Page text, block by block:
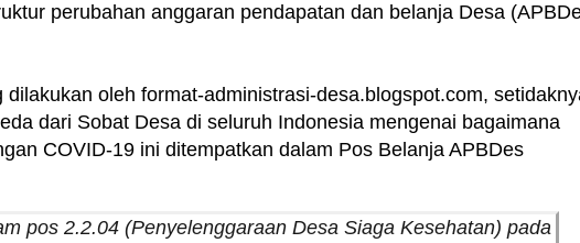
perubahan anggaran pendapatan dan belanja Desa
oleh format-administrasi-desa.blogspot.com,
dari Sobat Desa di seluruh Indonesia mengenai bagaimana
COVID-19 ini ditempatkan dalam Pos Belanja APBDes
pos 2.2.04 (Penyelenggaraan Desa Siaga Kesehatan) pada